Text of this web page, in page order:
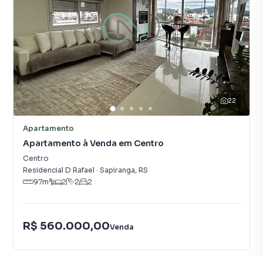
22
Apartamento
Apartamento à Venda em Centro
Centro
Residencial D Rafael · Sapiranga, RS
97m² 2 2 2
R$ 560.000,00Venda